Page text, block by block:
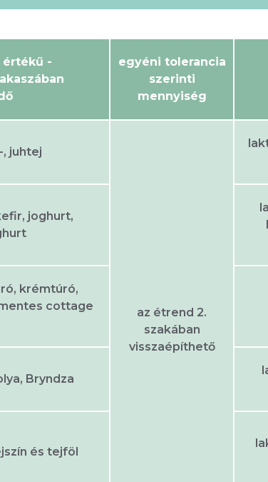
értékű -
egyéni tolerancia
szerinti
mennyiség
juhtej
az étrend 2.
szakában
visszaépíthető
joghurt,
krémtúró,
cottage
Bryndza
és tejföl